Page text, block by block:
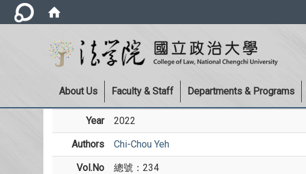
About Us Faculty & Staff Departments & Programs
Year 2022
Authors Chi-Chou Yeh
Vol.No 總號：234